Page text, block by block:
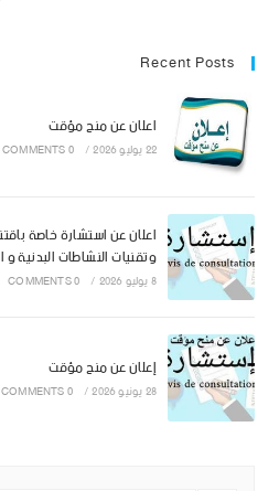
Recent Posts
اعلان عن منح مؤقت
22 يوليو 2026 /
0 COMMENTS
اعلان عن استشارة خاصة
وتقنيات النشاطات البدنية و
8 يوليو 2026 /
0 COMMENTS
إعلان عن منح مؤقت
28 يونيو 2026 /
0 COMMENTS